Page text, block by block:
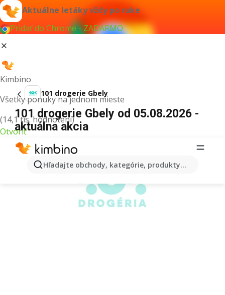
Aktuálne letáky vždy po ruke
Pridať do Chrome - ZADARMO
Kimbino
Všetky ponuky na jednom mieste
(14,1 tis. hodnotení)
Otvoriť
Hľadajte obchody, kategórie, produkty...
101 drogerie Gbely
101 drogerie Gbely od 05.08.2026 -
aktuálna akcia